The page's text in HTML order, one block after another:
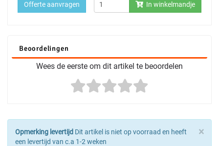
In winkelmandje
Offerte aanvragen
Beoordelingen
Wees de eerste om dit artikel te beoordelen
×
Opmerking levertijd Dit artikel is niet op voorraad en heeft
een levertijd van c.a 1-2 weken